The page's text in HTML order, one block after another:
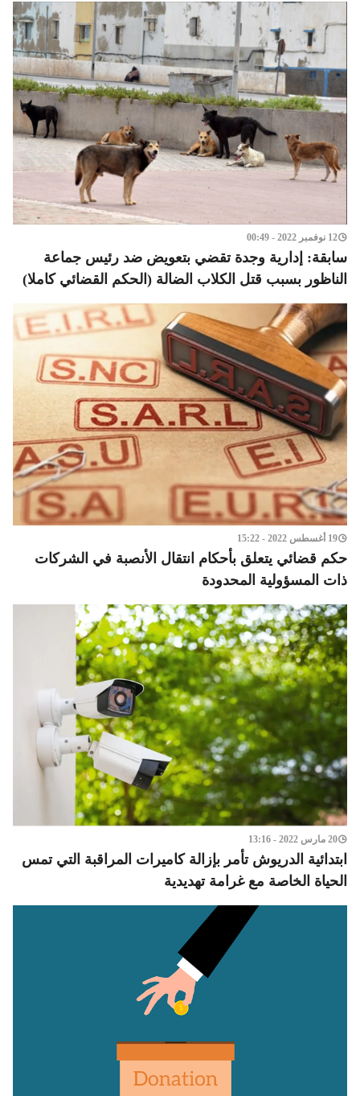
12 نوفمبر 2022 - 00:49
سابقة: إدارية وجدة تقضي بتعويض ضد رئيس جماعة
الناظور بسبب قتل الكلاب الضالة (الحكم القضائي كاملا)
19 أغسطس 2022 - 15:22
حكم قضائي يتعلق بأحكام انتقال الأنصبة في الشركات
ذات المسؤولية المحدودة
20 مارس 2022 - 13:16
ابتدائية الدريوش تأمر بإزالة كاميرات المراقبة التي تمس
الحياة الخاصة مع غرامة تهديدية